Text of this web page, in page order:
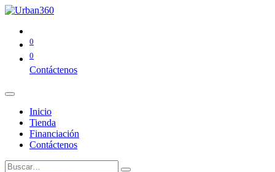
0
0
Contáctenos
Inicio
Tienda
Financiación
Contáctenos